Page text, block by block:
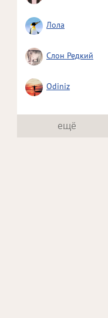
Лола
Слон Редкий
Odiniz
ещё